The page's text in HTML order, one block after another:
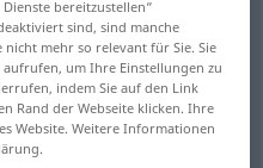
anklicken/antippen)
bereitzustellen“
sind, sind manche
mehr so relevant für Sie. Sie
um Ihre Einstellungen zu
indem Sie auf den Link
Rand der Webseite klicken. Ihre
Website. Weitere Informationen